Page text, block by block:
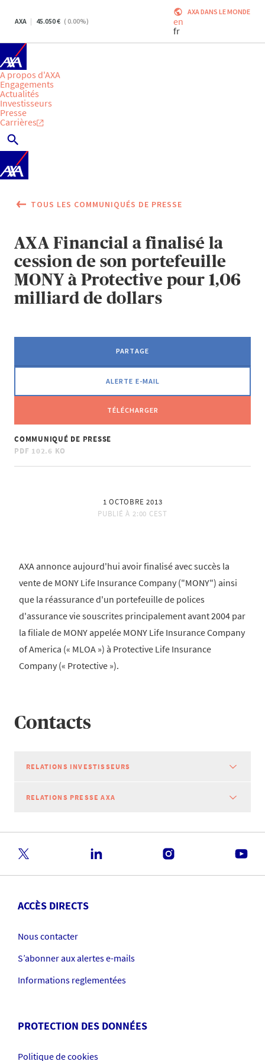
AXA 45.050 ( 0.00%)
AXA DANS LE MONDE
en
fr
A propos d'AXA
Engagements
Actualités
Investisseurs
Presse
Carrières
TOUS LES COMMUNIQUÉS DE PRESSE
AXA Financial a finalisé la
cession de son portefeuille
MONY à Protective pour 1,06
milliard de dollars
PARTAGE
ALERTE E-MAIL
TÉLÉCHARGER
COMMUNIQUÉ DE PRESSE
PDF 102.6 KO
1 OCTOBRE 2013
PUBLIÉ À 2:00 CEST
AXA annonce aujourd'hui avoir finalisé avec succès la
vente de MONY Life Insurance Company ("MONY") ainsi
que la réassurance d'un portefeuille de polices
d'assurance vie souscrites principalement avant 2004 par
la filiale de MONY appelée MONY Life Insurance Company
of America (« MLOA ») à Protective Life Insurance
Company (« Protective »).
Contacts
RELATIONS INVESTISSEURS
RELATIONS PRESSE AXA
ACCÈS DIRECTS
Nous contacter
S’abonner aux alertes e-mails
Informations reglementées
PROTECTION DES DONNÉES
Politique de cookies